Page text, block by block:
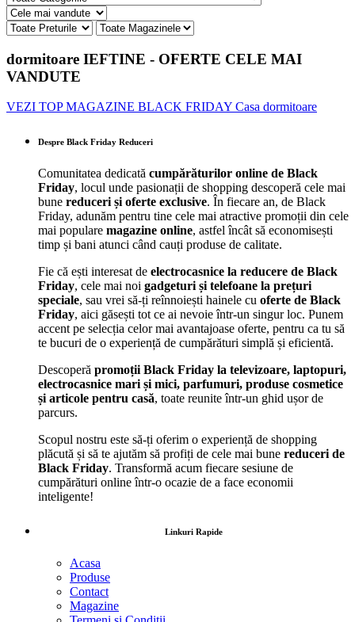
dormitoare IEFTINE - OFERTE CELE MAI
VANDUTE
VEZI TOP MAGAZINE BLACK FRIDAY Casa dormitoare
Despre Black Friday Reduceri
Comunitatea dedicată cumpărăturilor online de Black
Friday, locul unde pasionații de shopping descoperă cele mai
bune reduceri și oferte exclusive. În fiecare an, de Black
Friday, adunăm pentru tine cele mai atractive promoții din cele
mai populare magazine online, astfel încât să economisești
timp și bani atunci când cauți produse de calitate.
Fie că ești interesat de electrocasnice la reducere de Black
Friday, cele mai noi gadgeturi și telefoane la prețuri
speciale, sau vrei să-ți reînnoiești hainele cu oferte de Black
Friday, aici găsești tot ce ai nevoie într-un singur loc. Punem
accent pe selecția celor mai avantajoase oferte, pentru ca tu să
te bucuri de o experiență de cumpărături simplă și eficientă.
Descoperă promoții Black Friday la televizoare, laptopuri,
electrocasnice mari și mici, parfumuri, produse cosmetice
și articole pentru casă, toate reunite într-un ghid ușor de
parcurs.
Scopul nostru este să-ți oferim o experiență de shopping
plăcută și să te ajutăm să profiți de cele mai bune reduceri de
Black Friday. Transformă acum fiecare sesiune de
cumpărături online într-o ocazie de a face economii
inteligente!
Linkuri Rapide
Acasa
Produse
Contact
Magazine